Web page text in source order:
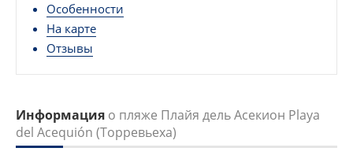
ПРЕДЛОЖЕНИЯ
СТАТЬИ
Особенности
На карте
Отзывы
Информация о пляже Плайя дель Асекион Playa
del Acequión (Торревьеха)